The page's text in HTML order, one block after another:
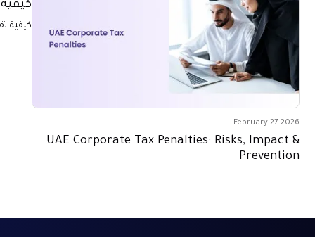
February 27, 2026
UAE Corporate Tax Penalties: Risks, Impact &
Prevention
كيفية